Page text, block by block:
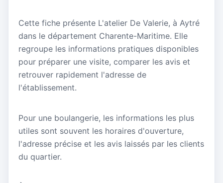
Cette fiche présente L'atelier De Valerie, à Aytré
dans le département Charente-Maritime. Elle
regroupe les informations pratiques disponibles
pour préparer une visite, comparer les avis et
retrouver rapidement l'adresse de
l'établissement.
Pour une boulangerie, les informations les plus
utiles sont souvent les horaires d'ouverture,
l'adresse précise et les avis laissés par les clients
du quartier.